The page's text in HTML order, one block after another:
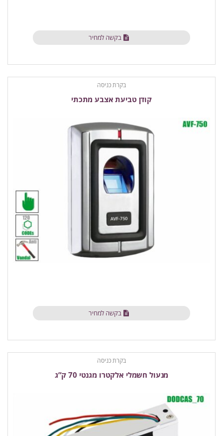
בקשה למחיר
בקרת כניסה
קודן טביעת אצבע מתכתי
בקשה למחיר
בקרת כניסה
מנעול חשמלי אלקטרו מגנטי 70 ק”ג